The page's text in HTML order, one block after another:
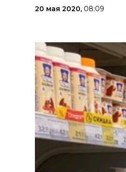
20 мая 2020, 08:09